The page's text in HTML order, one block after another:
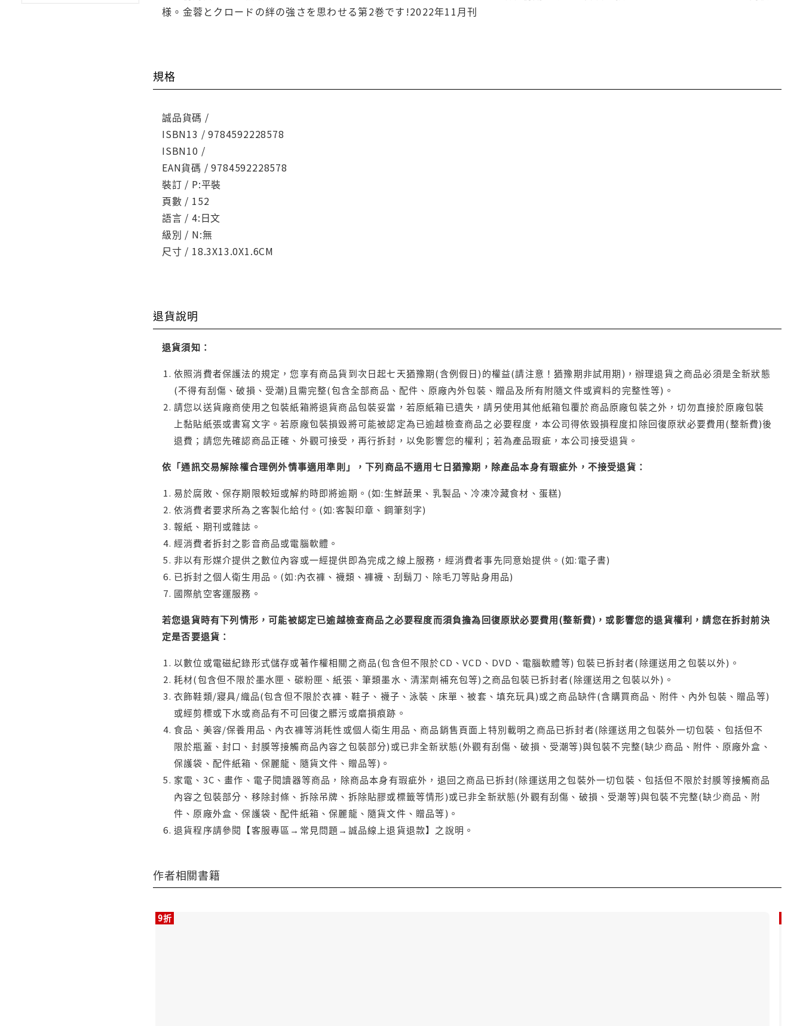
様。金蓉とクロードの絆の強さを思わせる第2巻です!2022年11月刊
規格
誠品貨碼 /
ISBN13 / 9784592228578
ISBN10 /
EAN貨碼 / 9784592228578
裝訂 / P:平裝
頁數 / 152
語言 / 4:日文
級別 / N:無
尺寸 / 18.3X13.0X1.6CM
退貨說明
退貨須知：
依照消費者保護法的規定，您享有商品貨到次日起七天猶豫期(含例假日)的權益(請注意！猶豫期非試用期)，辦理退貨之商品必須是全新狀態
(不得有刮傷、破損、受潮)且需完整(包含全部商品、配件、原廠內外包裝、贈品及所有附隨文件或資料的完整性等)。
請您以送貨廠商使用之包裝紙箱將退貨商品包裝妥當，若原紙箱已遺失，請另使用其他紙箱包覆於商品原廠包裝之外，切勿直接於原廠包裝
上黏貼紙張或書寫文字。若原廠包裝損毀將可能被認定為已逾越檢查商品之必要程度，本公司得依毀損程度扣除回復原狀必要費用(整新費)後
退費；請您先確認商品正確、外觀可接受，再行拆封，以免影響您的權利；若為產品瑕疵，本公司接受退貨。
依「通訊交易解除權合理例外情事適用準則」，下列商品不適用七日猶豫期，除產品本身有瑕疵外，不接受退貨：
易於腐敗、保存期限較短或解約時即將逾期。(如:生鮮蔬果、乳製品、冷凍冷藏食材、蛋糕)
依消費者要求所為之客製化給付。(如:客製印章、鋼筆刻字)
報紙、期刊或雜誌。
經消費者拆封之影音商品或電腦軟體。
非以有形媒介提供之數位內容或一經提供即為完成之線上服務，經消費者事先同意始提供。(如:電子書)
已拆封之個人衛生用品。(如:內衣褲、襪類、褲襪、刮鬍刀、除毛刀等貼身用品)
國際航空客運服務。
若您退貨時有下列情形，可能被認定已逾越檢查商品之必要程度而須負擔為回復原狀必要費用(整新費)，或影響您的退貨權利，請您在拆封前決
定是否要退貨：
以數位或電磁紀錄形式儲存或著作權相關之商品(包含但不限於CD、VCD、DVD、電腦軟體等) 包裝已拆封者(除運送用之包裝以外)。
耗材(包含但不限於墨水匣、碳粉匣、紙張、筆類墨水、清潔劑補充包等)之商品包裝已拆封者(除運送用之包裝以外)。
衣飾鞋類/寢具/織品(包含但不限於衣褲、鞋子、襪子、泳裝、床單、被套、填充玩具)或之商品缺件(含購買商品、附件、內外包裝、贈品等)
或經剪標或下水或商品有不可回復之髒污或磨損痕跡。
食品、美容/保養用品、內衣褲等消耗性或個人衛生用品、商品銷售頁面上特別載明之商品已拆封者(除運送用之包裝外一切包裝、包括但不
限於瓶蓋、封口、封膜等接觸商品內容之包裝部分)或已非全新狀態(外觀有刮傷、破損、受潮等)與包裝不完整(缺少商品、附件、原廠外盒、
保護袋、配件紙箱、保麗龍、隨貨文件、贈品等)。
家電、3C、畫作、電子閱讀器等商品，除商品本身有瑕疵外，退回之商品已拆封(除運送用之包裝外一切包裝、包括但不限於封膜等接觸商品
內容之包裝部分、移除封條、拆除吊牌、拆除貼膠或標籤等情形)或已非全新狀態(外觀有刮傷、破損、受潮等)與包裝不完整(缺少商品、附
件、原廠外盒、保護袋、配件紙箱、保麗龍、隨貨文件、贈品等)。
退貨程序請參閱【客服專區→常見問題→誠品線上退貨退款】之說明。
作者相關書籍
9折